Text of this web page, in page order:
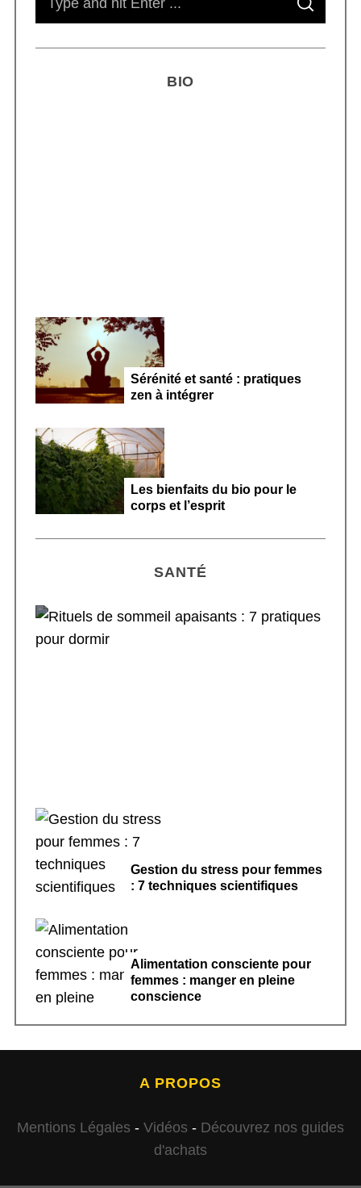
S
A
C
BIO
Sérénité et santé : pratiques
zen à intégrer
Les bienfaits du bio pour le
corps et l’esprit
SANTÉ
Gestion du stress pour femmes
: 7 techniques scientifiques
Alimentation consciente pour
femmes : manger en pleine
conscience
A PROPOS
Mentions Légales - Vidéos - Découvrez nos guides
d'achats